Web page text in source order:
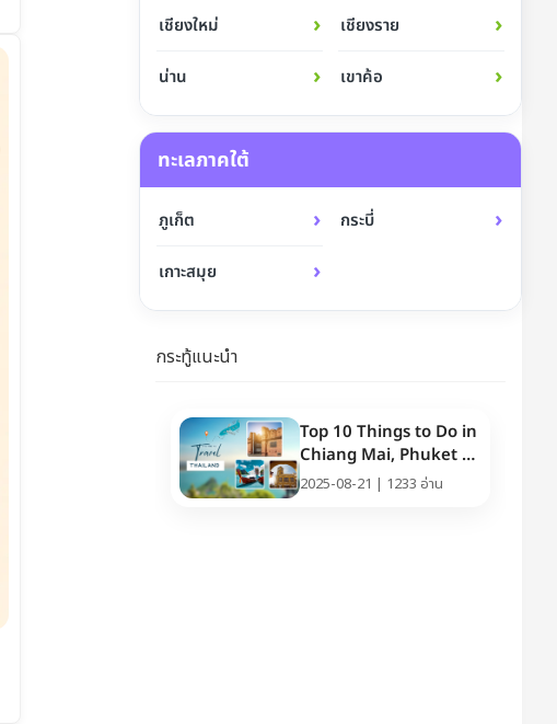
เชียงใหม่ › เชียงราย ›
น่าน › เขาค้อ ›
ทะเลภาคใต้
ภูเก็ต › กระบี่ ›
เกาะสมุย ›
กระทู้แนะนำ
Top 10 Things to Do in
Chiang Mai, Phuket &
Pattaya (Thailand
2025-08-21 | 1233 อ่าน